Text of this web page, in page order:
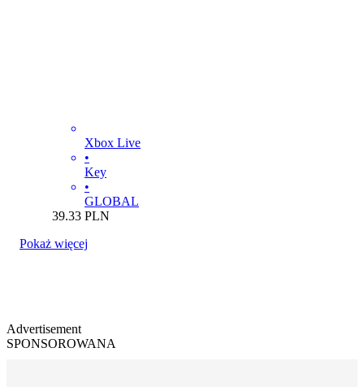
Xbox Live
•
Key
•
GLOBAL
39.33 PLN
Pokaż więcej
Advertisement
SPONSOROWANA